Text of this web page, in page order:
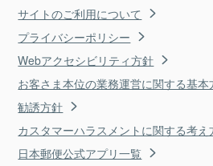
サイトのご利用について
プライバシーポリシー
Webアクセシビリティ方針
お客さま本位の業務運営に関する基本
勧誘方針
カスタマーハラスメントに関する考え
日本郵便公式アプリ一覧